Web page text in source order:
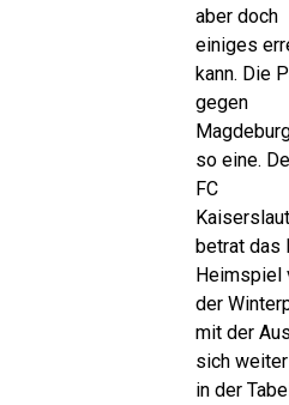
aber doch
einiges
kann. Die
gegen
so eine.
FC
betrat das
Heimspiel
der
mit der
sich
in der